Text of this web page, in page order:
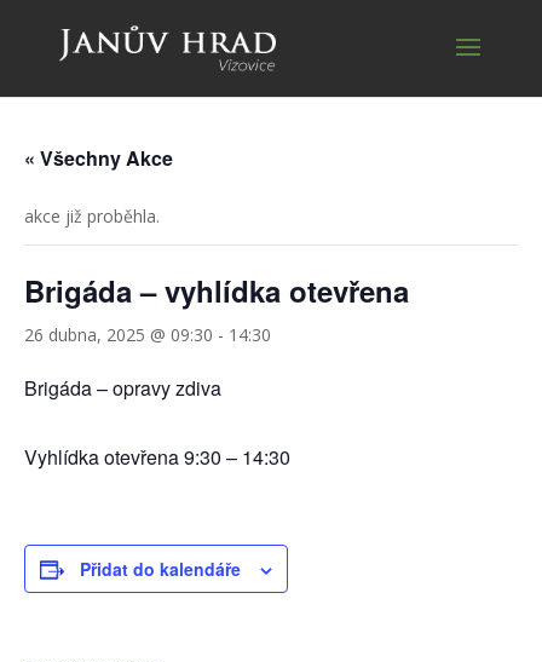
« Všechny Akce
akce již proběhla.
Brigáda – vyhlídka otevřena
26 dubna, 2025 @ 09:30 - 14:30
Brigáda – opravy zdiva
Vyhlídka otevřena 9:30 – 14:30
Přidat do kalendáře